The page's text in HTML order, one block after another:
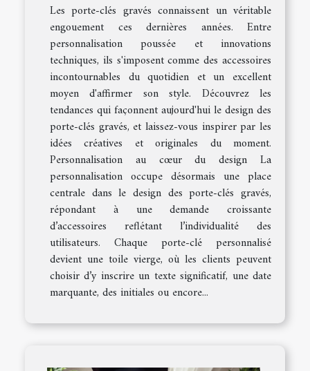
Les porte-clés gravés connaissent un véritable
engouement ces dernières années. Entre
personnalisation poussée et innovations
techniques, ils s'imposent comme des accessoires
incontournables du quotidien et un excellent
moyen d'affirmer son style. Découvrez les
tendances qui façonnent aujourd'hui le design des
porte-clés gravés, et laissez-vous inspirer par les
idées créatives et originales du moment.
Personnalisation au cœur du design La
personnalisation occupe désormais une place
centrale dans le design des porte-clés gravés,
répondant à une demande croissante
d’accessoires reflétant l’individualité des
utilisateurs. Chaque porte-clé personnalisé
devient une toile vierge, où les clients peuvent
choisir d’y inscrire un texte significatif, une date
marquante, des initiales ou encore...